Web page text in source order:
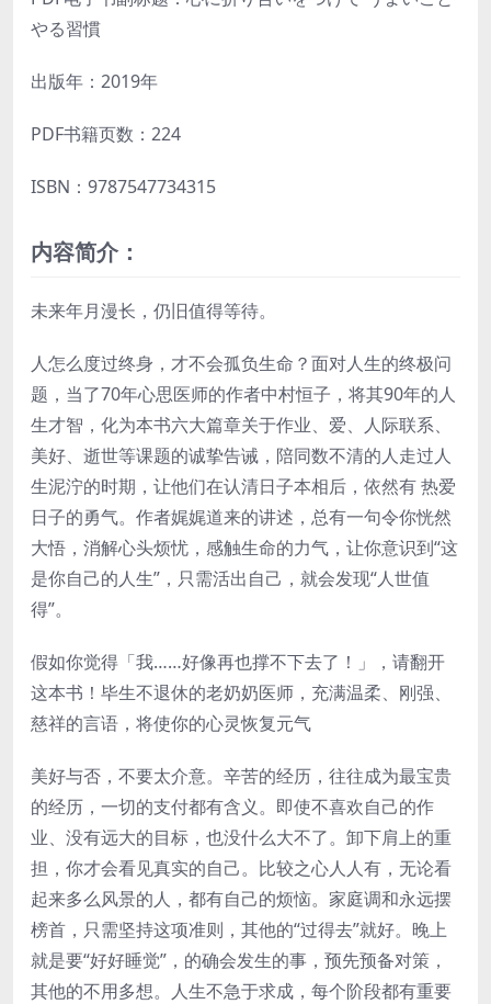
やる習慣
出版年：2019年
PDF书籍页数：224
ISBN：9787547734315
内容简介：
未来年月漫长，仍旧值得等待。
人怎么度过终身，才不会孤负生命？面对人生的终极问
题，当了70年心思医师的作者中村恒子，将其90年的人
生才智，化为本书六大篇章关于作业、爱、人际联系、
美好、逝世等课题的诚挚告诫，陪同数不清的人走过人
生泥泞的时期，让他们在认清日子本相后，依然有 热爱
日子的勇气。作者娓娓道来的讲述，总有一句令你恍然
大悟，消解心头烦忧，感触生命的力气，让你意识到“这
是你自己的人生”，只需活出自己，就会发现“人世值
得”。
假如你觉得「我……好像再也撑不下去了！」，请翻开
这本书！毕生不退休的老奶奶医师，充满温柔、刚强、
慈祥的言语，将使你的心灵恢复元气
美好与否，不要太介意。辛苦的经历，往往成为最宝贵
的经历，一切的支付都有含义。即使不喜欢自己的作
业、没有远大的目标，也没什么大不了。卸下肩上的重
担，你才会看见真实的自己。比较之心人人有，无论看
起来多么风景的人，都有自己的烦恼。家庭调和永远摆
榜首，只需坚持这项准则，其他的“过得去”就好。晚上
就是要“好好睡觉”，的确会发生的事，预先预备对策，
其他的不用多想。人生不急于求成，每个阶段都有重要